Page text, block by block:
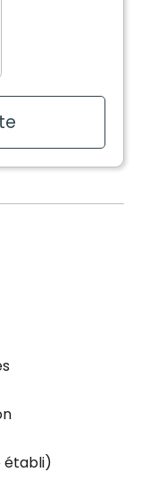
établi)